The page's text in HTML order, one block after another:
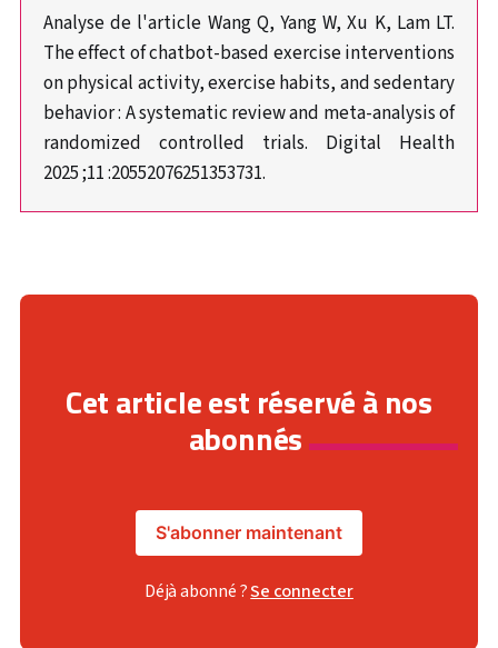
Analyse de l'article Wang Q, Yang W, Xu K, Lam LT.
The effect of chatbot-based exercise interventions
on physical activity, exercise habits, and sedentary
behavior : A systematic review and meta-analysis of
randomized controlled trials. Digital Health
2025 ;11 :20552076251353731.
Cet article est réservé à nos
abonnés
S'abonner maintenant
Déjà abonné ?Se connecter